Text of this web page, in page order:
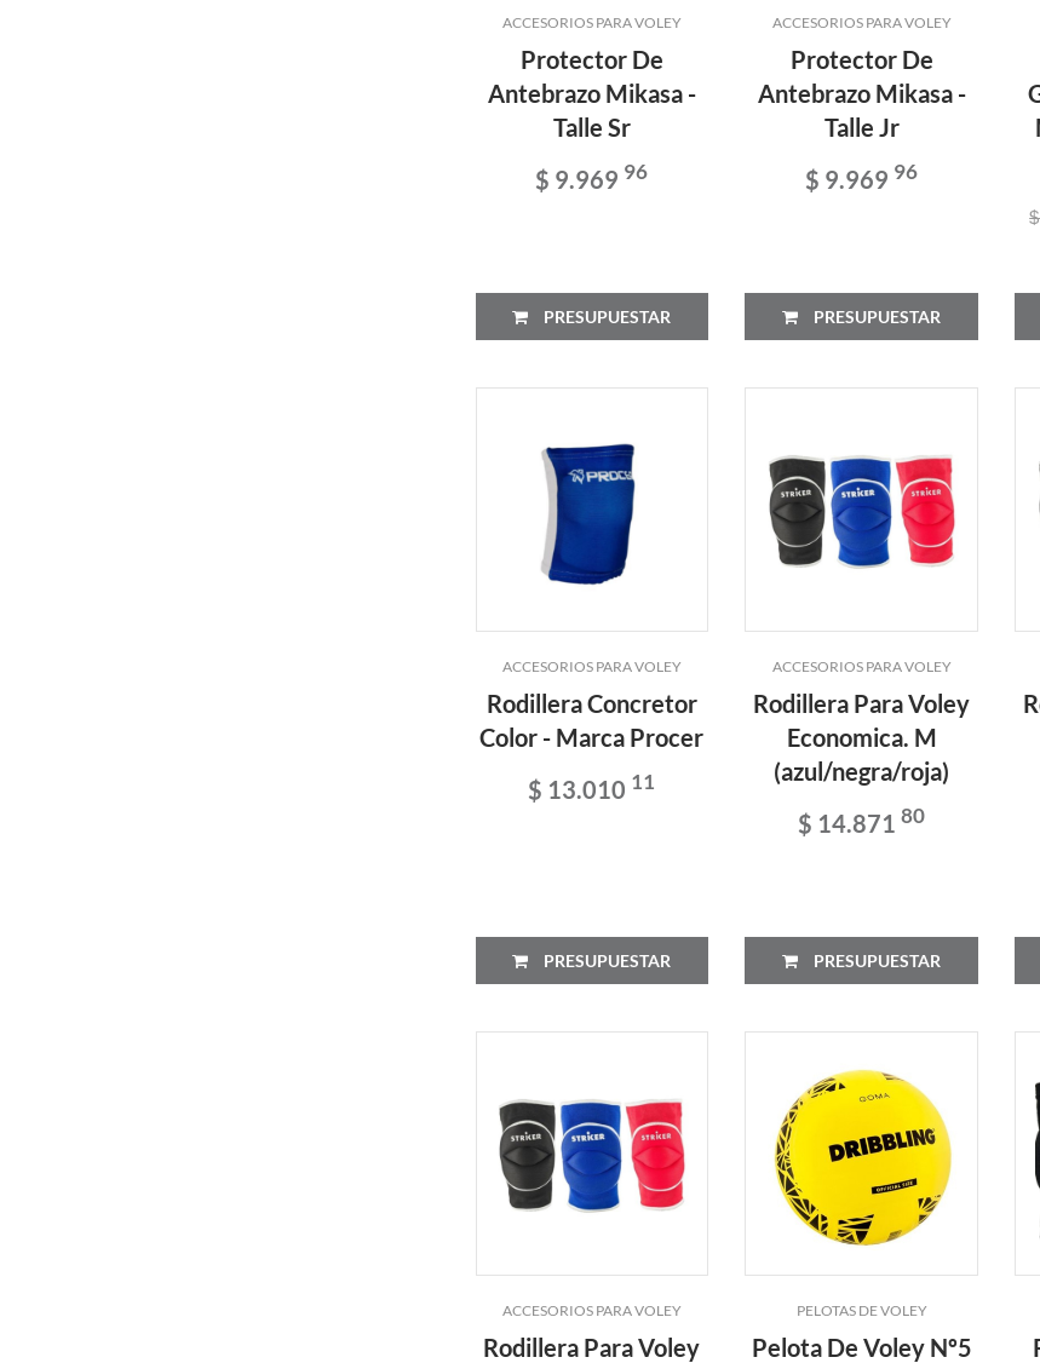
ACCESORIOS PARA VOLEY
Protector De
Antebrazo Mikasa -
Talle Sr
$ 9.969 96
PRESUPUESTAR
ACCESORIOS PARA VOLEY
Protector De
Antebrazo Mikasa -
Talle Jr
$ 9.969 96
PRESUPUESTAR
ACCESORIOS PARA VOLEY
Rodillera Concretor
Color - Marca Procer
$ 13.010 11
PRESUPUESTAR
ACCESORIOS PARA VOLEY
Rodillera Para Voley
Economica. M
(azul/negra/roja)
$ 14.87180
PRESUPUESTAR
ACCESORIOS PARA VOLEY
Rodillera Para Voley
PELOTAS DE VOLEY
Pelota De Voley Nº5